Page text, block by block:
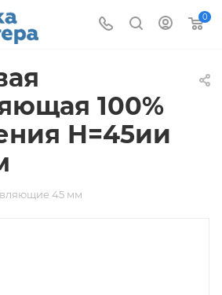
0
100%
H=45ии
45 мм